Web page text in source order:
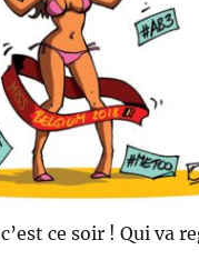
c’est ce soir ! Qui va